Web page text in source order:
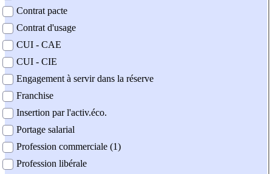
Contrat pacte
Contrat d'usage
CUI - CAE
CUI - CIE
Engagement à servir dans la réserve
Franchise
Insertion par l'activ.éco.
Portage salarial
Profession commerciale (1)
Profession libérale